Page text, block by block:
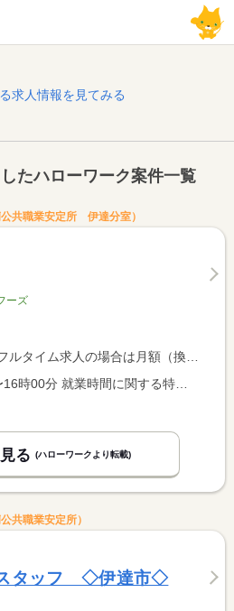
求人情報を見てみる
たハローワーク案件一覧
共職業安定所 伊達分室）
ーズ
額（換算額）、パート求人の場合は時間額を表示しています。
る (ハローワークより転載)
共職業安定所）
スタッフ ◇伊達市◇